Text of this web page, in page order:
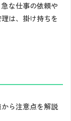
な仕事の依頼や
は、掛け持ちを
ら注意点を解説